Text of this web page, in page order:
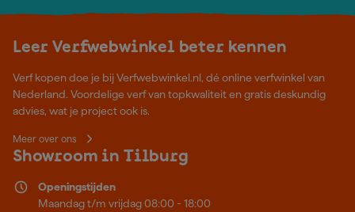
Leer Verfwebwinkel beter kennen
Verf kopen doe je bij Verfwebwinkel.nl, dé online verfwinkel van
Nederland. Voordelige verf van topkwaliteit en gratis deskundig
advies, wat je project ook is.
Meer over ons
Showroom in Tilburg
Openingstijden
Maandag t/m vrijdag 08:00 - 18:00